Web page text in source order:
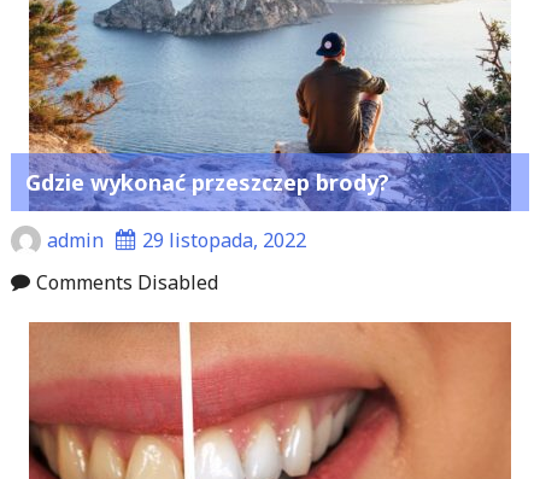
Gdzie wykonać przeszczep brody?
admin
29 listopada, 2022
Comments Disabled